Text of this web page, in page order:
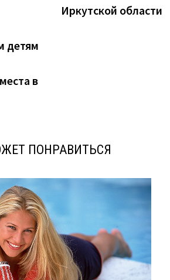
детям
в
Иркутской области
ПОНРАВИТЬСЯ